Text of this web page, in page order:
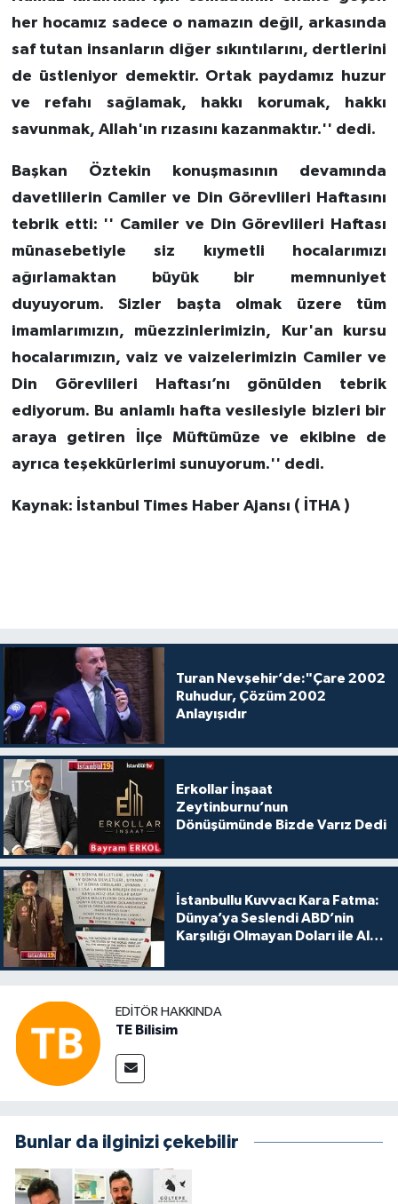
her hocamız sadece o namazın değil, arkasında
saf tutan insanların diğer sıkıntılarını, dertlerini
de üstleniyor demektir. Ortak paydamız huzur
ve refahı sağlamak, hakkı korumak, hakkı
savunmak, Allah'ın rızasını kazanmaktır.'' dedi.
Başkan Öztekin konuşmasının devamında
davetlilerin Camiler ve Din Görevlileri Haftasını
tebrik etti: '' Camiler ve Din Görevlileri Haftası
münasebetiyle siz kıymetli hocalarımızı
ağırlamaktan büyük bir memnuniyet
duyuyorum. Sizler başta olmak üzere tüm
imamlarımızın, müezzinlerimizin, Kur'an kursu
hocalarımızın, vaiz ve vaizelerimizin Camiler ve
Din Görevlileri Haftası’nı gönülden tebrik
ediyorum. Bu anlamlı hafta vesilesiyle bizleri bir
araya getiren İlçe Müftümüze ve ekibine de
ayrıca teşekkürlerimi sunuyorum.'' dedi.
Kaynak: İstanbul Times Haber Ajansı ( İTHA )
Turan Nevşehir’de:"Çare 2002
Ruhudur, Çözüm 2002
Anlayışıdır
Erkollar İnşaat
Zeytinburnu’nun
Dönüşümünde Bizde Varız Dedi
İstanbullu Kuvvacı Kara Fatma:
Dünya’ya Seslendi ABD’nin
Karşılığı Olmayan Doları ile Alış
EDITÖR HAKKINDA
TE Bilisim
Bunlar da ilginizi çekebilir